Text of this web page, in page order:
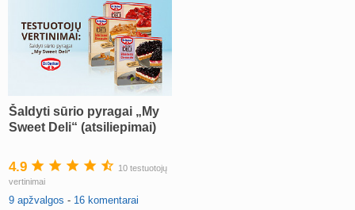
Šaldyti sūrio pyragai „My
Sweet Deli“ (atsiliepimai)
4.9
10 testuotojų
vertinimai
9 apžvalgos - 16 komentarai